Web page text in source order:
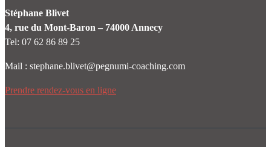
Stéphane Blivet
4, rue du Mont-Baron – 74000 Annecy
Tel: 07 62 86 89 25
Mail : stephane.blivet@pegnumi-coaching.com
Prendre rendez-vous en ligne